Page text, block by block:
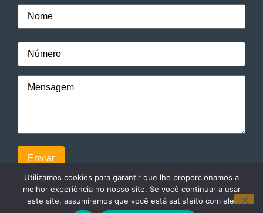
Utilizamos cookies para garantir que lhe proporcionamos a
melhor experiência no nosso site. Se você continuar a usar
este site, assumiremos que você está satisfeito com ele.